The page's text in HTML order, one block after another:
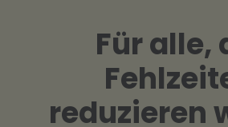
Für alle,
reduzieren